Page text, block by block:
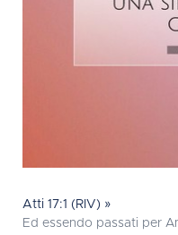
Atti 17:1 (RIV) »
Ed essendo passati per